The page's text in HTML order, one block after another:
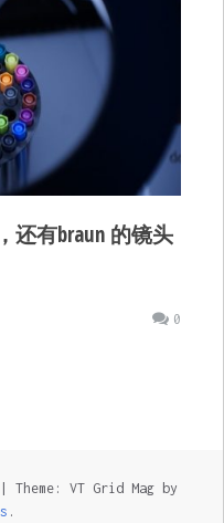
还有braun 的镜头
0
Theme: VT Grid Mag by
.